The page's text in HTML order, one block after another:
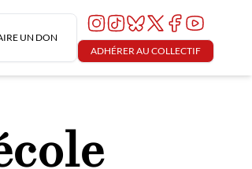
UN DON
ADHÉRER AU COLLECTIF